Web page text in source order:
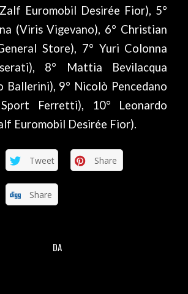
Euromobil Desirée Fior), 5°
(Viris Vigevano), 6° Christian
Store), 7° Yuri Colonna
8° Mattia Bevilacqua
Ballerini), 9° Nicolò Pencedano
Sport Ferretti), 10° Leonardo
Euromobil Desirée Fior).
Tweet Share
Share
DA